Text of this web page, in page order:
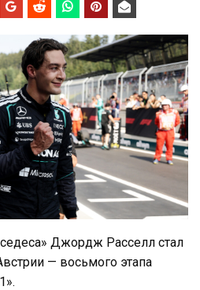
Джордж Расселл стал
— восьмого этапа